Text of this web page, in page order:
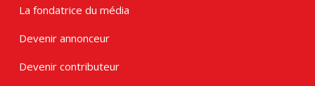
La fondatrice du média
Devenir annonceur
Devenir contributeur